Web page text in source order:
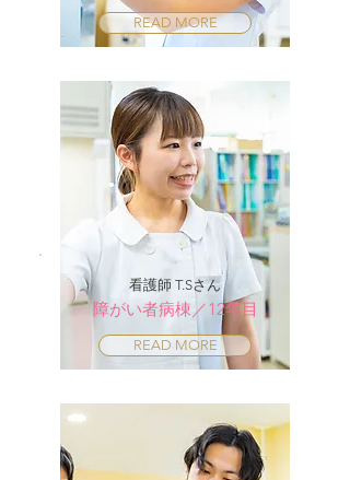
READ MORE
看護師 T.Sさん
障がい者病棟／12年目
READ MORE